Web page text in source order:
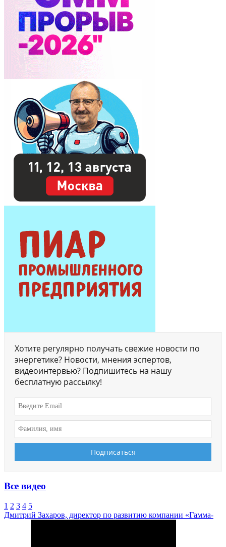
Хотите регулярно получать свежие новости по
энергетике? Новости, мнения эспертов,
видеоинтервью? Подпишитесь на нашу
бесплатную рассылку!
Все видео
1 2 3 4 5
Дмитрий Захаров, директор по развитию компании «Гамма-